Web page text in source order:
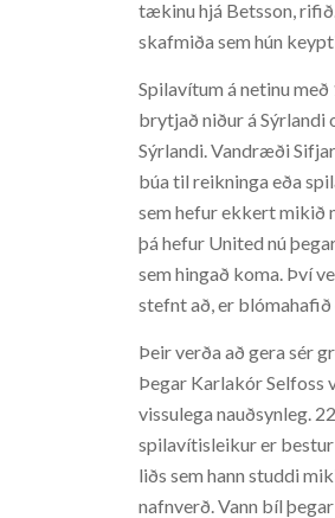
tækinu hjá Betsson,
skafmiða sem hún
Spilavítum á netinu
brytjað niður á
Sýrlandi. Vandræði
búa til reikninga eða
sem hefur ekkert mikið
þá hefur United nú
sem hingað koma. Því
stefnt að, er
Þeir verða að gera sér
Þegar Karlakór Selfoss
vissulega nauðsynleg.
spilavítisleikur er
liðs sem hann studdi
nafnverð. Vann bíl